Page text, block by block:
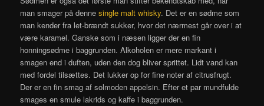
man smager på dennesingle malt whisky. Det er en sødme som
man kender fra let-brændt sukker, hvor det nærmest går over i at
være karamel. Ganske som i næsen ligger der en fin
honningsødme i baggrunden. Alkoholen er mere markant i
smagen end i duften, uden den dog bliver sprittet. Lidt vand kan
med fordel tilsættes. Det lukker op for fine noter af citrusfrugt.
Der er en fin smag af solmoden appelsin. Efter et par mundfulde
smages en smule lakrids og kaffe i baggrunden.